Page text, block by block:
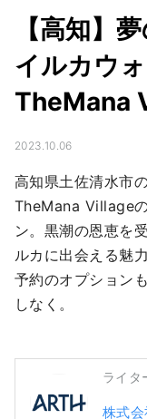
【高知】
イルカウ
TheMana
2023.10.06
高知県土佐清水市
TheMana Village
ン。黒潮の恩恵を
ルカに出会える魅
予約のオプション
しなく。
ライタ
株式